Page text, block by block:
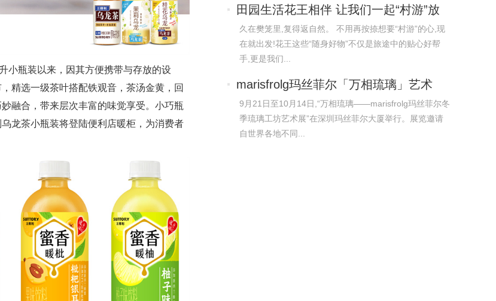
小瓶装以来，因其方便携带与存放的设
精选一级茶叶搭配铁观音，茶汤金黄，回
融合，带来层次丰富的味觉享受。小巧瓶
龙茶小瓶装将登陆便利店暖柜，为消费者
田园生活花王相伴 让我们一起“村游”放
肆
久在樊笼里,复得返自然。 不用再按捺想要“村游”的心,现
在就出发!花王这些“随身好物”不仅是旅途中的贴心好帮
手,更是我们...
marisfrolg玛丝菲尔「万相琉璃」艺术
展：以
9月21日至10月14日,“万相琉璃——marisfrolg玛丝菲尔冬
季琉璃工坊艺术展”在深圳玛丝菲尔大厦举行。展览邀请
自世界各地不同...